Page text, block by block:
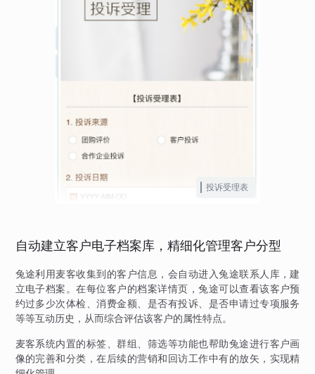
投诉受理表
自动建立客户电子档案库，精细化管理客户分型
兔途利用麦客收集到的客户信息，会自动进入兔途联系人库，建
立电子档案。在每位客户的档案详情页，兔途可以查看该客户预
约过多少次体检、消费金额、是否有投诉、是否申请过专项服务
等等互动历史，从而综合评估该客户的属性特点。
麦客系统内置的标签、群组、筛选等功能也帮助兔途进行客户画
像的完善和分类，在后续的营销和回访工作中有的放矢，实现精